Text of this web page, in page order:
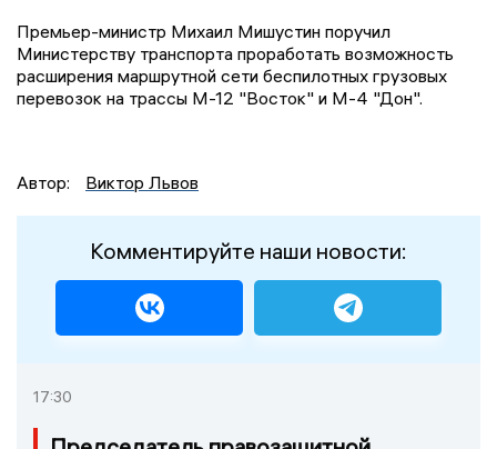
Премьер-министр Михаил Мишустин поручил
Министерству транспорта проработать возможность
расширения маршрутной сети беспилотных грузовых
перевозок на трассы М-12 "Восток" и М-4 "Дон".
Автор: Виктор Львов
Комментируйте наши новости:
17:30